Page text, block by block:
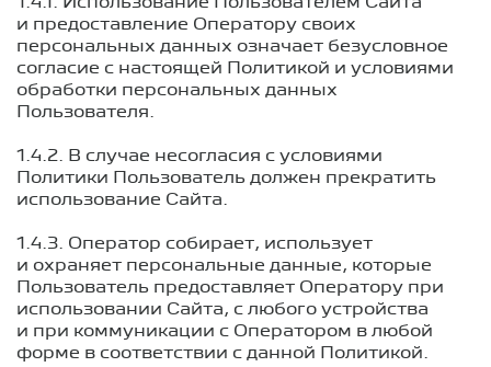
и предоставление Оператору своих
персональных данных означает безусловное
согласие с настоящей Политикой и условиями
обработки персональных данных
Пользователя.
1.4.2. В случае несогласия с условиями
Политики Пользователь должен прекратить
использование Сайта.
1.4.3. Оператор собирает, использует
и охраняет персональные данные, которые
Пользователь предоставляет Оператору при
использовании Сайта, с любого устройства
и при коммуникации с Оператором в любой
форме в соответствии с данной Политикой.